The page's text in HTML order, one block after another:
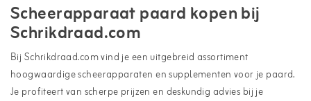
Scheerapparaat paard kopen bij
Schrikdraad.com
Bij Schrikdraad.com vind je een uitgebreid assortiment
hoogwaardige scheerapparaten ensupplementen voor je paard.
Je profiteert van scherpe prijzen en deskundig advies bij je